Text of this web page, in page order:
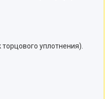
уплотнения).